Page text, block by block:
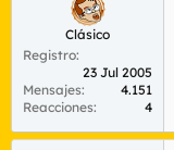
Clásico
Registro
23 Jul 2005
Mensajes
4.151
Reacciones
4